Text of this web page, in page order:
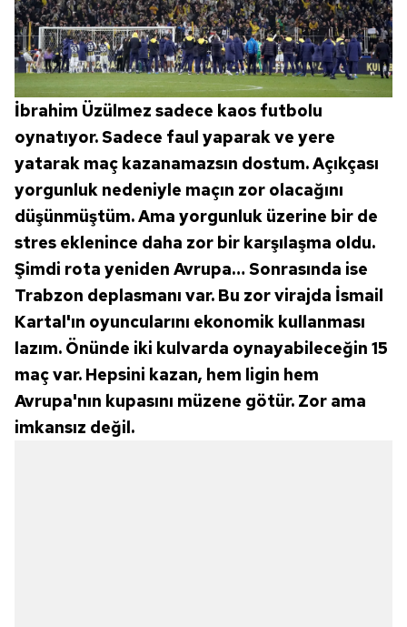
İbrahim Üzülmez sadece kaos futbolu
oynatıyor. Sadece faul yaparak ve yere
yatarak maç kazanamazsın dostum. Açıkçası
yorgunluk nedeniyle maçın zor olacağını
düşünmüştüm. Ama yorgunluk üzerine bir de
stres eklenince daha zor bir karşılaşma oldu.
Şimdi rota yeniden Avrupa… Sonrasında ise
Trabzon deplasmanı var. Bu zor virajda İsmail
Kartal'ın oyuncularını ekonomik kullanması
lazım. Önünde iki kulvarda oynayabileceğin 15
maç var. Hepsini kazan, hem ligin hem
Avrupa'nın kupasını müzene götür. Zor ama
imkansız değil.